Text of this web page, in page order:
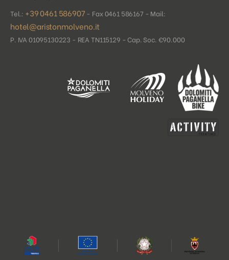
Tel.: +39 0461 586907 - Fax 0461 586167 - Mail:
hotel@aristonmolveno.it
P. IVA 01095130223 - REA TN115129 - Cap. Soc. €90.000